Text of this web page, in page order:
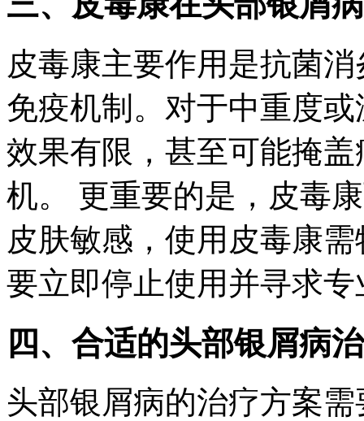
皮毒康主要作用是抗菌
免疫机制。对于中重度
效果有限，甚至可能掩
机。 更重要的是，皮毒
皮肤敏感，使用皮毒康
要立即停止使用并寻求
四、合适的头部银屑病
头部银屑病的治疗方案